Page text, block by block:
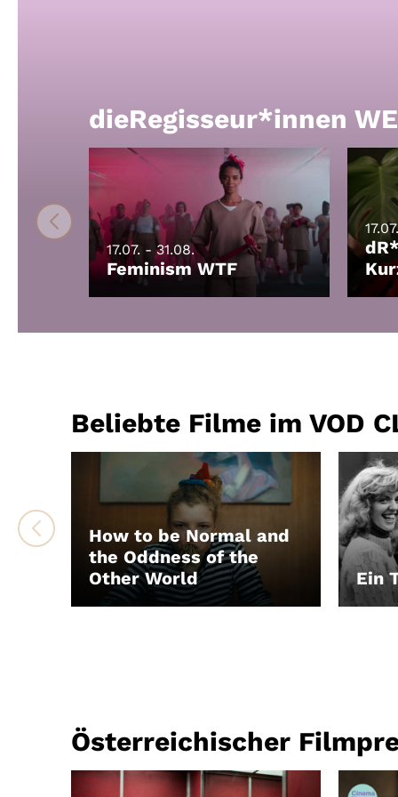
dieRegisseur*innen
17.07. - 31.08.
Feminism WTF
LEIHEN
Beliebte Filme im VOD
How to be Normal and
the Oddness of the
Other World
LEIHEN Ein
Österreichischer